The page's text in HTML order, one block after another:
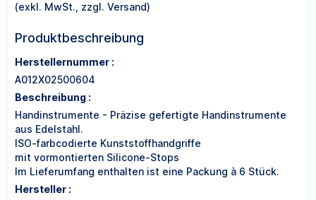
(exkl. MwSt., zzgl. Versand)
Produktbeschreibung
Herstellernummer :
A012X02500604
Beschreibung :
Handinstrumente - Präzise gefertigte Handinstrumente
aus Edelstahl.
ISO-farbcodierte Kunststoffhandgriffe
mit vormontierten Silicone-Stops
Im Lieferumfang enthalten ist eine Packung à 6 Stück.
Hersteller :